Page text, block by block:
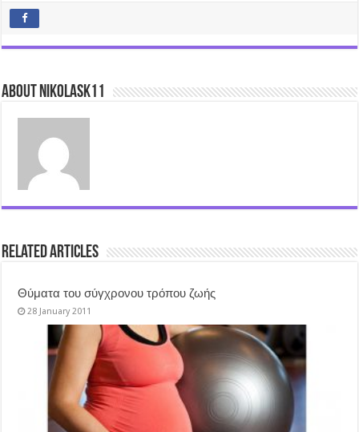
About nikolask11
Related Articles
Θύματα του σύγχρονου τρόπου ζωής
28 January 2011